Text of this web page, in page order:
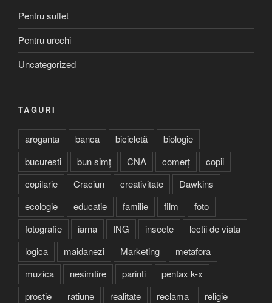
Pentru suflet
Pentru urechi
Uncategorized
TAGURI
aroganta banca bicicletă
biologie
bucuresti
bun simț CNA comerț
copii
copilarie
Craciun creativitate
Dawkins
ecologie
educatie familie film
foto
fotografie
iarna ING insecte
lectii de viata
logica
maidanezi Marketing
metafora
muzica
nesimtire parinti
pentax k-x
prostie
ratiune realitate reclama religie